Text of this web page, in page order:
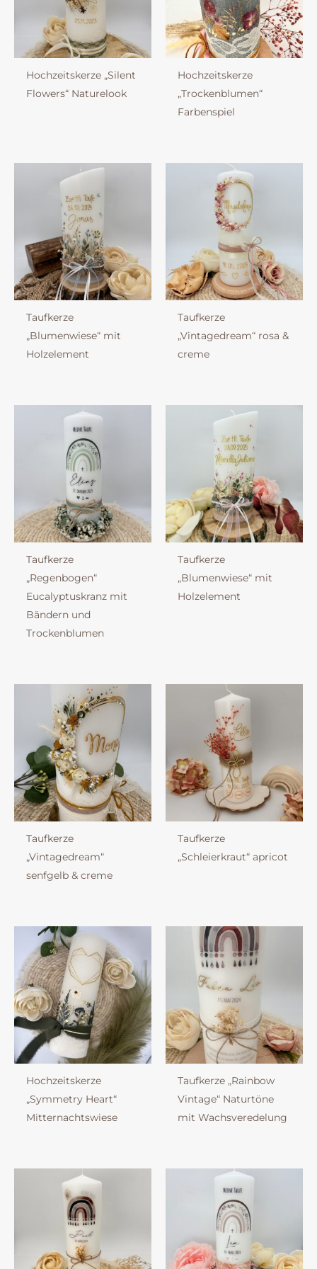
Hochzeitskerze „Silent
Flowers“ Naturelook
Hochzeitskerze
„Trockenblumen“
Farbenspiel
Taufkerze
„Blumenwiese“ mit
Holzelement
Taufkerze
„Vintagedream“ rosa &
creme
Taufkerze
„Regenbogen“
Eucalyptuskranz mit
Bändern und
Trockenblumen
Taufkerze
„Blumenwiese“ mit
Holzelement
Taufkerze
„Vintagedream“
senfgelb & creme
Taufkerze
„Schleierkraut“ apricot
Hochzeitskerze
„Symmetry Heart“
Mitternachtswiese
Taufkerze „Rainbow
Vintage“ Naturtöne
mit Wachsveredelung